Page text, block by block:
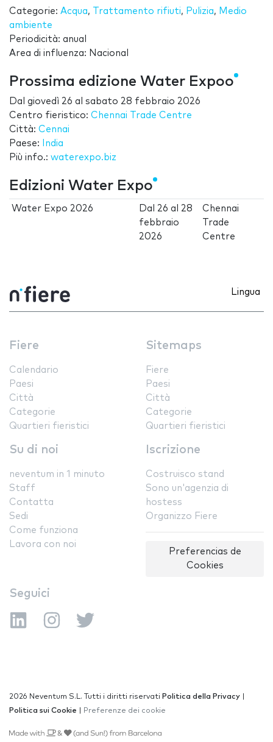
Categorie: Acqua, Trattamento rifiuti, Pulizia, Medio
ambiente
Periodicità: anual
Area di influenza: Nacional
Prossima edizione Water Expoo
Dal giovedì 26 al sabato 28 febbraio 2026
Centro fieristico: Chennai Trade Centre
Città: Cennai
Paese:
India
Più info.: waterexpo.biz
Edizioni Water Expo
Water Expo 2026 Dal 26 al 28
febbraio
2026
Chennai
Trade
Centre
Lingua
Fiere
Calendario
Paesi
Città
Categorie
Quartieri fieristici
Sitemaps
Fiere
Paesi
Città
Categorie
Quartieri fieristici
Su di noi
neventum in 1 minuto
Staff
Contatta
Sedi
Come funziona
Lavora con noi
Iscrizione
Costruisco stand
Sono un'agenzia di
hostess
Organizzo Fiere
Preferencias de
Cookies
Seguici
2026 Neventum S.L. Tutti i diritti riservati Politica della Privacy
Politica sui Cookie
Preferenze dei cookie